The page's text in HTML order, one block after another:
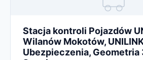
Stacja kontroli Pojazdów
Wilanów Mokotów,
Ubezpieczenia, Geometria